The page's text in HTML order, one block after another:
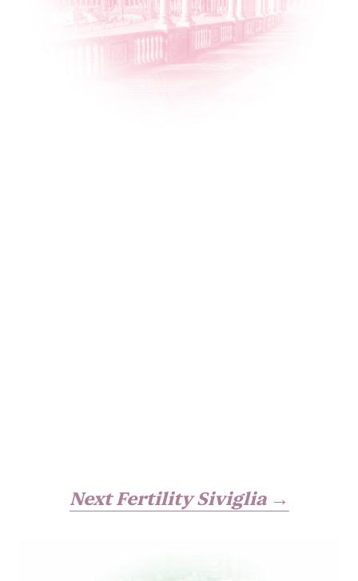
Next Fertility Siviglia